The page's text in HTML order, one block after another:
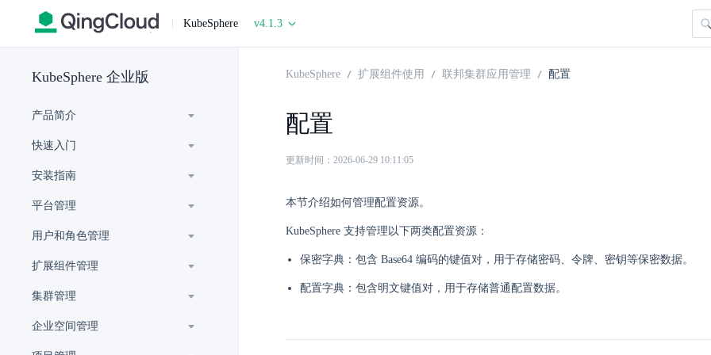
| KubeSphere v4.1.3
KubeSphere 企业版
产品简介
快速入门
安装指南
平台管理
用户和角色管理
扩展组件管理
集群管理
企业空间管理
KubeSphere 扩展组件使用 联邦集群应用管理 配置
配置
更新时间：2026-06-29 10:11:05
本节介绍如何管理配置资源。
KubeSphere 支持管理以下两类配置资源：
保密字典：包含 Base64 编码的键值对，用于存储密码、令牌、密钥等保密数据。
配置字典：包含明文键值对，用于存储普通配置数据。